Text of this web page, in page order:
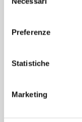
del
Preferenze
Statistiche
Marketing